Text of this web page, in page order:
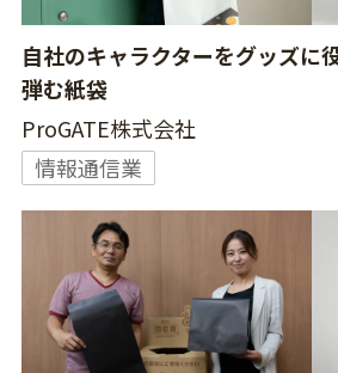
自社のキャラクターをグッズに
弾む紙袋
ProGATE株式会社
情報通信業